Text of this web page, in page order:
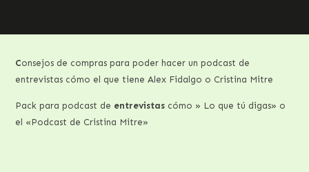
Consejos de compras para poder hacer un podcast de
entrevistas cómo el que tiene Alex Fidalgo o Cristina Mitre
Pack para podcast de entrevistas cómo » Lo que tú digas» o
el «Podcast de Cristina Mitre»